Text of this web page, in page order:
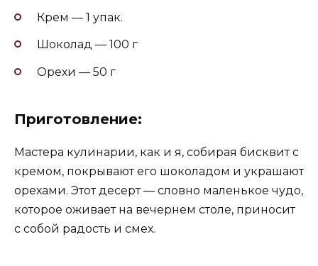
Крем — 1 упак.
Шоколад — 100 г
Орехи — 50 г
Приготовление:
Мастера кулинарии, как и я, собирая бисквит с
кремом, покрывают его шоколадом и украшают
орехами. Этот десерт — словно маленькое чудо,
которое оживает на вечернем столе, приносит
с собой радость и смех.